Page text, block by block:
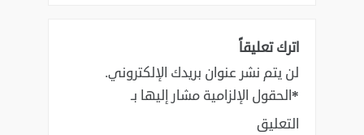
اترك تعليقاً
لن يتم نشر عنوان بريدك الإلكتروني.
الحقول الإلزامية مشار إليها بـ*
التعليق